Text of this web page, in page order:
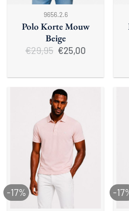
9656.2.6
Polo Korte Mouw
Beige
€29,95 Oorspronkelijke
prijs
€25,00Huidige
prijs
-17% -